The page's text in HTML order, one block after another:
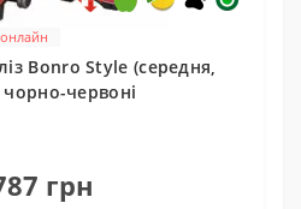
Bonro Style (середня,
чорно-червоні
грн